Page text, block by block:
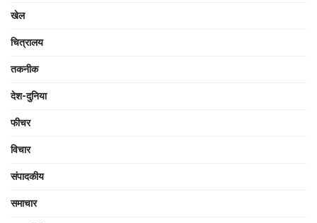
खेल
चित्रालय
तकनीक
देश-दुनिया
फीचर
विचार
संपादकीय
समाचार